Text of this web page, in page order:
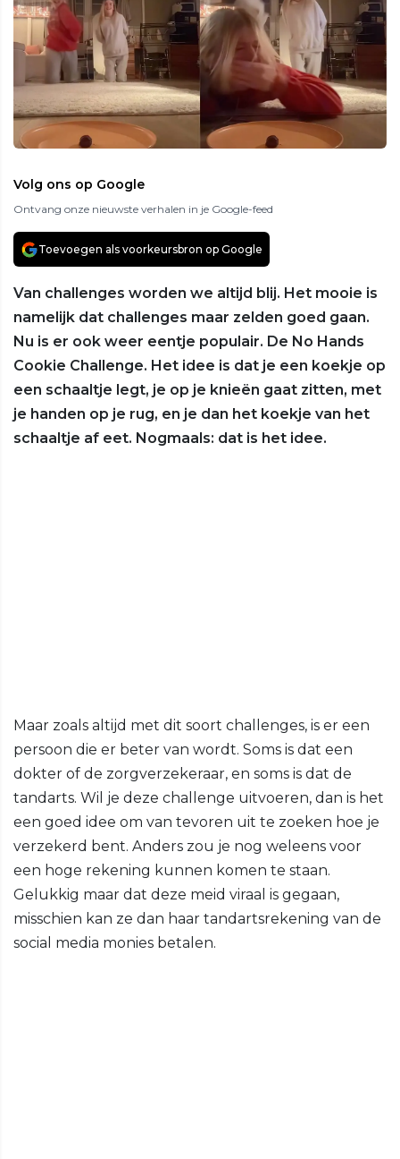
Volg ons op Google
Ontvang onze nieuwste verhalen in je Google-feed
Toevoegen als voorkeursbron op Google
Van challenges worden we altijd blij. Het mooie is
namelijk dat challenges maar zelden goed gaan.
Nu is er ook weer eentje populair. De No Hands
Cookie Challenge. Het idee is dat je een koekje op
een schaaltje legt, je op je knieën gaat zitten, met
je handen op je rug, en je dan het koekje van het
schaaltje af eet. Nogmaals: dat is het idee.
Maar zoals altijd met dit soort challenges, is er een
persoon die er beter van wordt. Soms is dat een
dokter of de zorgverzekeraar, en soms is dat de
tandarts. Wil je deze challenge uitvoeren, dan is het
een goed idee om van tevoren uit te zoeken hoe je
verzekerd bent. Anders zou je nog weleens voor
een hoge rekening kunnen komen te staan.
Gelukkig maar dat deze meid viraal is gegaan,
misschien kan ze dan haar tandartsrekening van de
social media monies betalen.